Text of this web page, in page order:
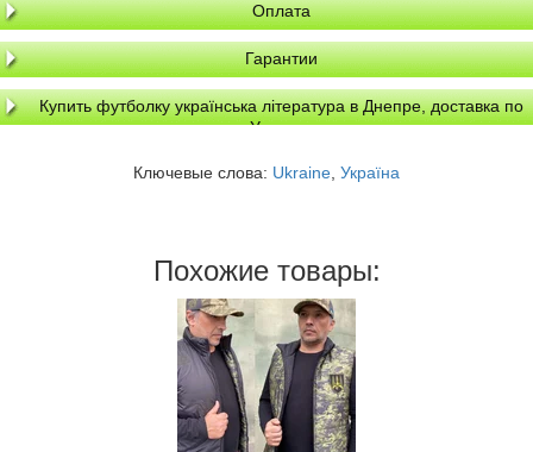
Оплата
Гарантии
Купить футболку українська література в Днепре, доставка по
Украине
Ключевые слова: Ukraine Україна
Похожие товары: